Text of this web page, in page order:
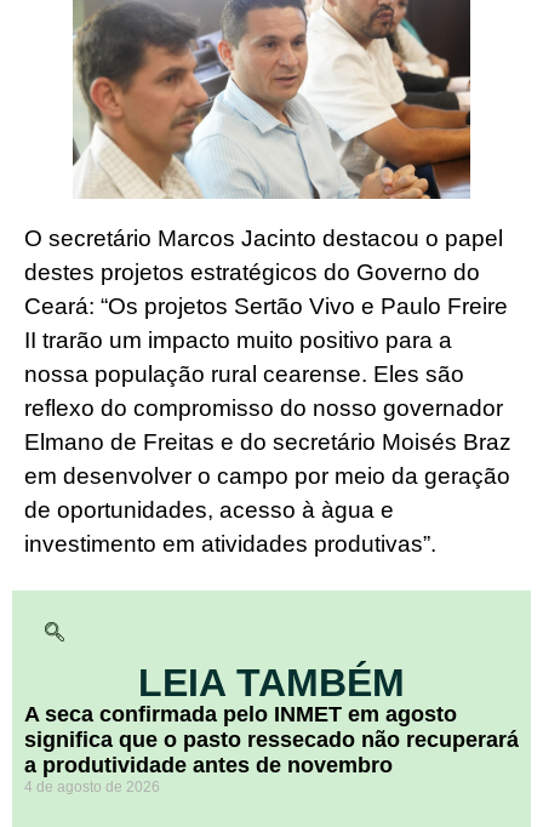
O secretário Marcos Jacinto destacou o papel
destes projetos estratégicos do Governo do
Ceará: “Os projetos Sertão Vivo e Paulo Freire
II trarão um impacto muito positivo para a
nossa população rural cearense. Eles são
reflexo do compromisso do nosso governador
Elmano de Freitas e do secretário Moisés Braz
em desenvolver o campo por meio da geração
de oportunidades, acesso à àgua e
investimento em atividades produtivas”.
LEIA TAMBÉM
A seca confirmada pelo INMET em agosto
significa que o pasto ressecado não recuperará
a produtividade antes de novembro
4 de agosto de 2026